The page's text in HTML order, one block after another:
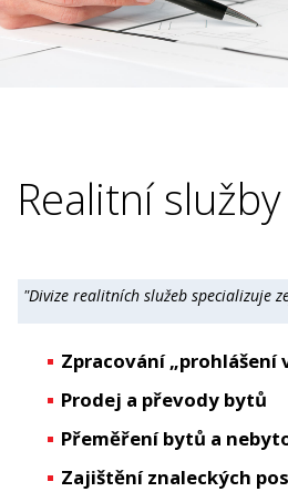
Realitní služby
"Divize realitních služeb specializuje
Zpracování „prohlášení
Prodej a převody bytů
Přeměření bytů a
Zajištění znaleckých